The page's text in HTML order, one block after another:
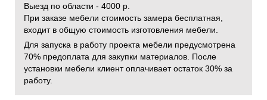
Выезд по области - 4000 р.
При заказе мебели стоимость замера бесплатная,
входит в общую стоимость изготовления мебели.
Для запуска в работу проекта мебели предусмотрена
70% предоплата для закупки материалов. После
установки мебели клиент оплачивает остаток 30% за
работу.